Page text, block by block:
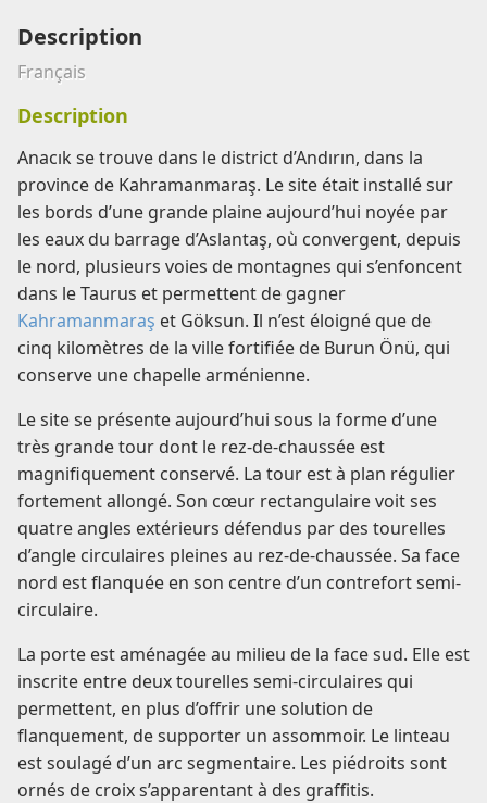
Description
Français
Description
Anacık se trouve dans le district d’Andırın, dans la
province de Kahramanmaraş. Le site était installé sur
les bords d’une grande plaine aujourd’hui noyée par
les eaux du barrage d’Aslantaş, où convergent, depuis
le nord, plusieurs voies de montagnes qui s’enfoncent
dans le Taurus et permettent de gagner
Kahramanmaraş et Göksun. Il n’est éloigné que de
cinq kilomètres de la ville fortifiée de Burun Önü, qui
conserve une chapelle arménienne.
Le site se présente aujourd’hui sous la forme d’une
très grande tour dont le rez-de-chaussée est
magnifiquement conservé. La tour est à plan régulier
fortement allongé. Son cœur rectangulaire voit ses
quatre angles extérieurs défendus par des tourelles
d’angle circulaires pleines au rez-de-chaussée. Sa face
nord est flanquée en son centre d’un contrefort semi-
circulaire.
La porte est aménagée au milieu de la face sud. Elle est
inscrite entre deux tourelles semi-circulaires qui
permettent, en plus d’offrir une solution de
flanquement, de supporter un assommoir. Le linteau
est soulagé d’un arc segmentaire. Les piédroits sont
ornés de croix s’apparentant à des graffitis.